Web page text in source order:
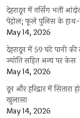
देहरादून में नर्सिंग भर्ती
पेट्रोल; फूले पुलिस के
May 14, 2026
देहरादून में 59 घंटे पानी की
ज्योति सहित अन्य पर केस
May 14, 2026
दून और हरिद्वार में
खुलासा
May 14, 2026